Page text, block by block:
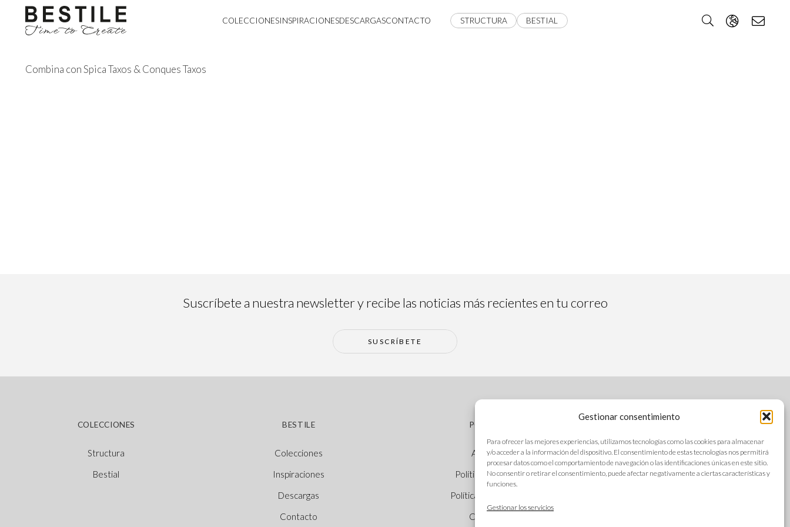
Gestionar consentimiento
Para ofrecer las mejores experiencias, utilizamos tecnologías como las cookies para almacenar
y/o acceder a la información del dispositivo. El consentimiento de estas tecnologías nos permitirá
procesar datos como el comportamiento de navegación o las identificaciones únicas en este sitio.
No consentir o retirar el consentimiento, puede afectar negativamente a ciertas características y
funciones.
Gestionar los servicios
COLECCIONESINSPIRACIONESDESCARGASCONTACTO STRUCTURA BESTIAL
Combina con Spica Taxos & Conques Taxos
Suscríbete a nuestra newsletter y recibe las noticias más recientes en tu correo
SUSCRÍBETE
COLECCIONES
Structura
Bestial
BESTILE
Colecciones
Inspiraciones
Descargas
Contacto
POLÍTICAS
Aviso legal
Política de cookies
Política de privacidad
Canal Ético